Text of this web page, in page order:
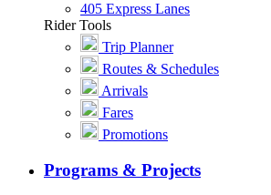
405 Express Lanes
Rider Tools
Trip Planner
Routes & Schedules
Arrivals
Fares
Promotions
Programs & Projects